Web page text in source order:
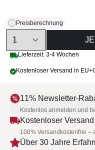
Preisberechnung
Quantity
Lieferzeit: 3-4 Wochen
Kostenloser Versand in
11% Newsletter-
Kostenlos anmelden und
Kostenloser
100% Versandkostenfrei –
Über 30 Jahre